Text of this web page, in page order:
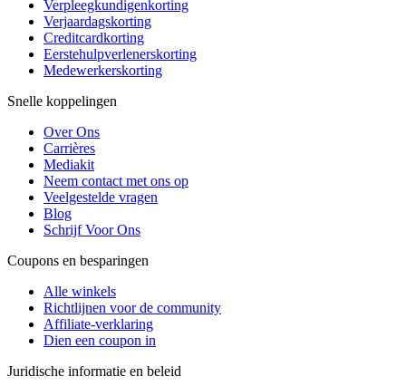
Verpleegkundigenkorting
Verjaardagskorting
Creditcardkorting
Eerstehulpverlenerskorting
Medewerkerskorting
Snelle koppelingen
Over Ons
Carrières
Mediakit
Neem contact met ons op
Veelgestelde vragen
Blog
Schrijf Voor Ons
Coupons en besparingen
Alle winkels
Richtlijnen voor de community
Affiliate-verklaring
Dien een coupon in
Juridische informatie en beleid